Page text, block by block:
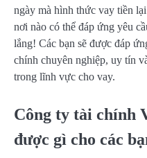
ngày mà hình thức vay tiền
nơi nào có thể đáp ứng yêu
lắng! Các bạn sẽ được đáp
chính chuyên nghiệp, uy tín
trong lĩnh vực cho vay.
Công ty tài chính
được gì cho các